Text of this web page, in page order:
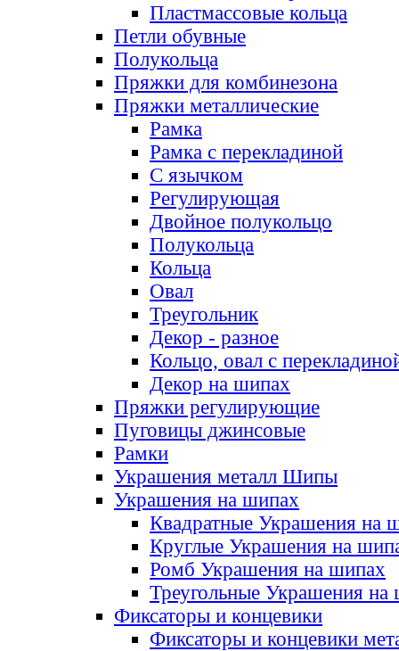
Пластмассовые кольца
Петли обувные
Полукольца
Пряжки для комбинезона
Пряжки металлические
Рамка
Рамка с перекладиной
С язычком
Регулирующая
Двойное полукольцо
Полукольца
Кольца
Овал
Треугольник
Декор - разное
Кольцо, овал с
Декор на шипах
Пряжки регулирующие
Пуговицы джинсовые
Рамки
Украшения металл Шипы
Украшения на шипах
Квадратные Украшения на
Круглые Украшения на
Ромб Украшения на шипах
Треугольные Украшения на
Фиксаторы и концевики
Фиксаторы и концевики